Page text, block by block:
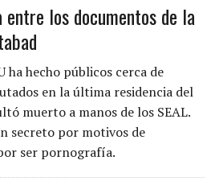
los documentos de la
ha hecho públicos cerca de
en la última residencia del
muerto a manos de los SEAL.
secreto por motivos de
ser pornografía.